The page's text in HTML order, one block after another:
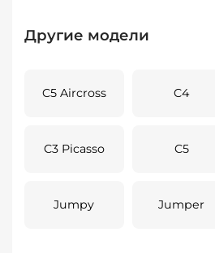
Другие модели
C5 Aircross C4
C3 Picasso C5
Jumpy Jumper